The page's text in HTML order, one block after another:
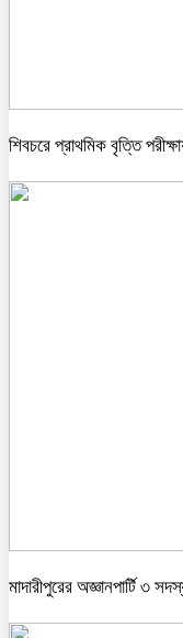
শিবচরে প্রাথমিক বৃত্তি
মাদারীপুরের অজ্ঞানপার্টি ৩